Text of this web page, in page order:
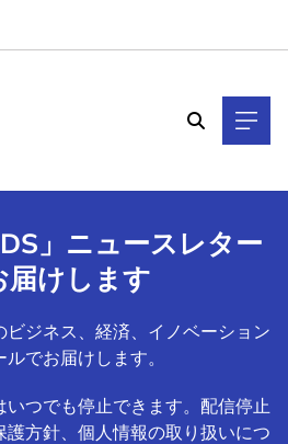
」ニュースレター
届けします
ジネス、経済、イノベーション
でお届けします。
つでも停止できます。配信停止
方針、個人情報の取り扱いにつ